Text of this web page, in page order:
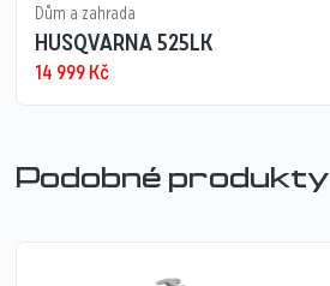
Dům a zahrada
HUSQVARNA 525LK
14 999Kč
Podobné produkty